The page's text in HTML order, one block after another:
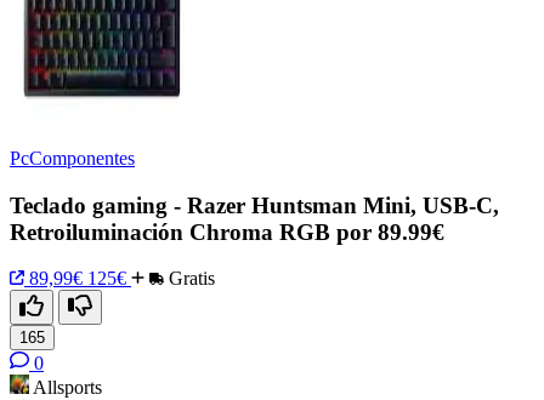
PcComponentes
Teclado gaming - Razer Huntsman Mini, USB-C,
Retroiluminación Chroma RGB por 89.99€
89,99€ 125€ Gratis
165
0
Allsports